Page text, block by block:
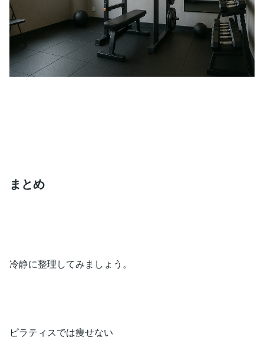
まとめ
冷静に整理してみましょう。
ピラティスでは痩せない